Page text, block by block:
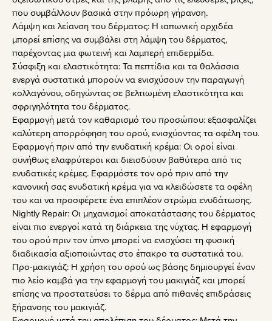
που συμβάλλουν βασικά στην πρόωρη γήρανση.
Λάμψη και λείανση του δέρματος: Η ιαπωνική ορχιδέα
μπορεί επίσης να συμβάλει στη λάμψη του δέρματος,
παρέχοντας μια φωτεινή και λαμπερή επιδερμίδα.
Σύσφιξη και ελαστικότητα: Τα πεπτίδια και τα θαλάσσια
ενεργά συστατικά μπορούν να ενισχύσουν την παραγωγή
κολλαγόνου, οδηγώντας σε βελτιωμένη ελαστικότητα και
σφριγηλότητα του δέρματος.
Εφαρμογή μετά τον καθαρισμό του προσώπου: εξασφαλίζει
καλύτερη απορρόφηση του ορού, ενισχύοντας τα οφέλη του.
Εφαρμογή πριν από την ενυδατική κρέμα: Οι οροί είναι
συνήθως ελαφρύτεροι και διεισδύουν βαθύτερα από τις
ενυδατικές κρέμες. Εφαρμόστε τον ορό πριν από την
κανονική σας ενυδατική κρέμα για να κλειδώσετε τα οφέλη
του και να προσφέρετε ένα επιπλέον στρώμα ενυδάτωσης.
Nightly Repair: Οι μηχανισμοί αποκατάστασης του δέρματος
είναι πιο ενεργοί κατά τη διάρκεια της νύχτας. Η εφαρμογή
του ορού πριν τον ύπνο μπορεί να ενισχύσει τη φυσική
διαδικασία αξιοποιώντας στο έπακρο τα συστατικά του.
Προ-μακιγιάζ: Η χρήση του ορού ως βάσης δημιουργεί έναν
πιο λείο καμβά για την εφαρμογή του μακιγιάζ και μπορεί
επίσης να προστατεύσει το δέρμα από πιθανές επιδράσεις
ξήρανσης του μακιγιάζ.